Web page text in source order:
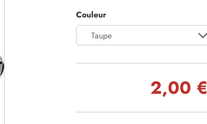
Couleur
Taupe
2,00 €